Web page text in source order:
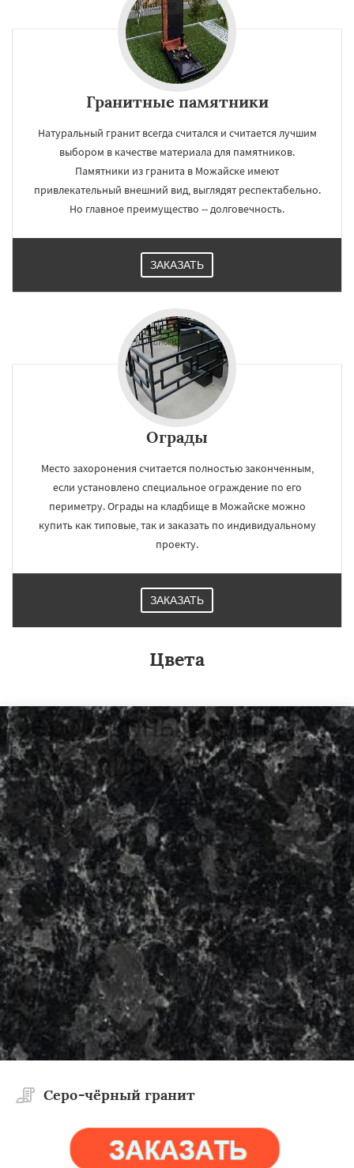
Гранитные памятники
Натуральный гранит всегда считался и считается лучшим
выбором в качестве материала для памятников.
Памятники из гранита в Можайске имеют
привлекательный внешний вид, выглядят респектабельно.
Но главное преимущество -- долговечность.
ЗАКАЗАТЬ
Ограды
Место захоронения считается полностью законченным,
если установлено специальное ограждение по его
периметру. Ограды на кладбище в Можайске можно
купить как типовые, так и заказать по индивидуальному
проекту.
ЗАКАЗАТЬ
Цвета
Cеро-чёрный гранит